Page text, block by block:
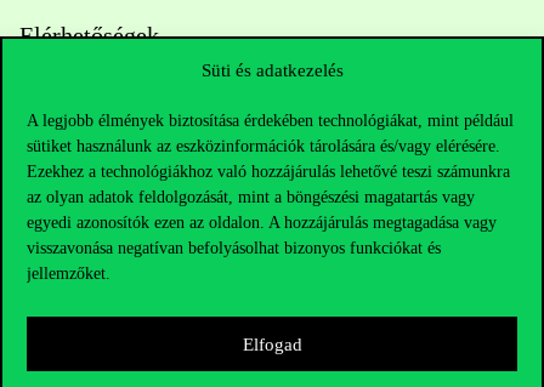
Süti és adatkezelés
A legjobb élmények biztosítása érdekében technológiákat, mint például
sütiket használunk az eszközinformációk tárolására és/vagy elérésére.
Ezekhez a technológiákhoz való hozzájárulás lehetővé teszi számunkra
az olyan adatok feldolgozását, mint a böngészési magatartás vagy
egyedi azonosítók ezen az oldalon. A hozzájárulás megtagadása vagy
visszavonása negatívan befolyásolhat bizonyos funkciókat és
jellemzőket.
Elfogad
Elérhetőségek
Telefonszám:+36 1 482 5000
Kérdésed van a felvételivel kapcsolatban?
Oktatói elérhetőségek
HUB jelenlegi hallgatóinknak
Sajtó:press@uni-corvinus.hu